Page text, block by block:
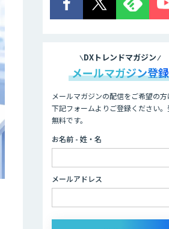
医療文書作
率化する生
オーダーメ
人材育成研
データ分析/
グ
DXトレンドマガジン
メールマガジン登録
メールマガジンの配信をご希望の方
下記フォームよりご登録ください。
無料です。
お名前 - 姓・名
メールアドレス